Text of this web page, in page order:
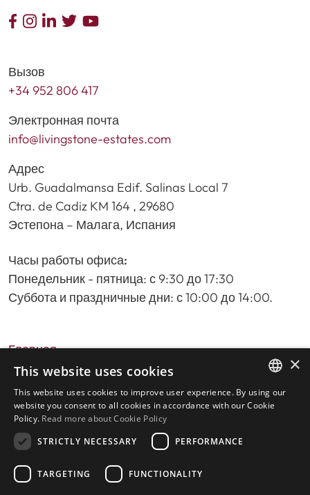
Вызов
+34 952 806 417
Электронная почта
info@livingstone-estates.com
Адрес
Urb. Guadalmansa Edif. Salinas Local 7
Ctra. de Cadiz KM 164 , 29680
Эстепона – Малага, Испания
Часы работы офиса:
Понедельник - пятница: с 9:30 до 17:30
Суббота и праздничные дни: с 10:00 до 14:00.
Главная
Поиск недвижимости
Пожалуйста, оставьте отзыв о нас
политика конфиденциальности
Политика использования файлов cookie
ENGLISH
×
This website uses cookies
This website uses cookies to improve user experience. By using our
website you consent to all cookies in accordance with our Cookie
Policy. Read more about Cookie Policy
STRICTLY NECESSARY
PERFORMANCE
TARGETING FUNCTIONALITY